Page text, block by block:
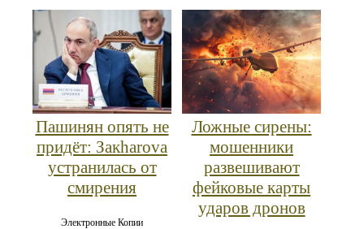
Пашинян опять не
придёт: Закharova
устранилась от
смирения
Электронные Копии
Ложные сирены:
мошенники
развешивают
фейковые карты
ударов дронов